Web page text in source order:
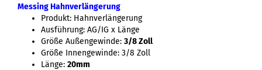
Messing Hahnverlängerung
Produkt: Hahnverlängerung
Ausführung: AG/IG x Länge
Größe Außengewinde: 3/8 Zoll
Größe Innengewinde: 3/8 Zoll
Länge: 20mm